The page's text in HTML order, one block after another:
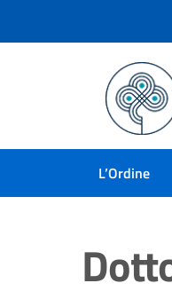
L’Ordine